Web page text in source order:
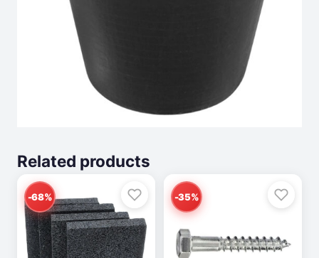
Related products
-68% -35%